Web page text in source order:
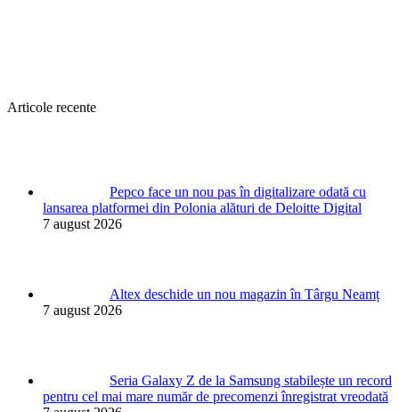
Articole recente
Pepco face un nou pas în digitalizare odată cu
lansarea platformei din Polonia alături de Deloitte Digital
7 august 2026
Altex deschide un nou magazin în Târgu Neamț
7 august 2026
Seria Galaxy Z de la Samsung stabilește un record
pentru cel mai mare număr de precomenzi înregistrat vreodată